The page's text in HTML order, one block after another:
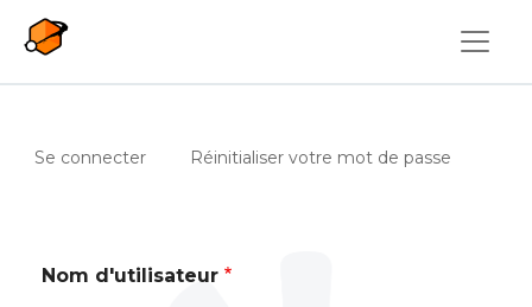
Onglets principaux
Se connecter(onglet actif)
Réinitialiser votre mot de passe
Nom d'utilisateur